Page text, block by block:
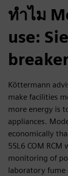
ทำไม
use:
Köttermann
make facilities
more energy is
appliances.
economically
5SL6 COM
monitoring of
laboratory fume